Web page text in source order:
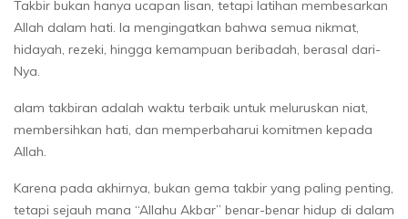
Takbir bukan hanya ucapan lisan, tetapi latihan membesarkan
Allah dalam hati. Ia mengingatkan bahwa semua nikmat,
hidayah, rezeki, hingga kemampuan beribadah, berasal dari-
Nya.
alam takbiran adalah waktu terbaik untuk meluruskan niat,
membersihkan hati, dan memperbaharui komitmen kepada
Allah.
Karena pada akhirnya, bukan gema takbir yang paling penting,
tetapi sejauh mana “Allahu Akbar” benar-benar hidup di dalam